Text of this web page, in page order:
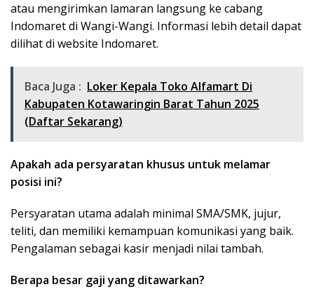
atau mengirimkan lamaran langsung ke cabang
Indomaret di Wangi-Wangi. Informasi lebih detail dapat
dilihat di website Indomaret.
Baca Juga : Loker Kepala Toko Alfamart Di
Kabupaten Kotawaringin Barat Tahun 2025
(Daftar Sekarang)
Apakah ada persyaratan khusus untuk melamar
posisi ini?
Persyaratan utama adalah minimal SMA/SMK, jujur,
teliti, dan memiliki kemampuan komunikasi yang baik.
Pengalaman sebagai kasir menjadi nilai tambah.
Berapa besar gaji yang ditawarkan?